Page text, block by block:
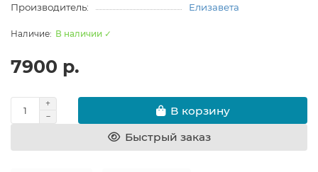
Производитель:
Елизавета
В наличии ✓
7900 р.
В корзину
Быстрый заказ